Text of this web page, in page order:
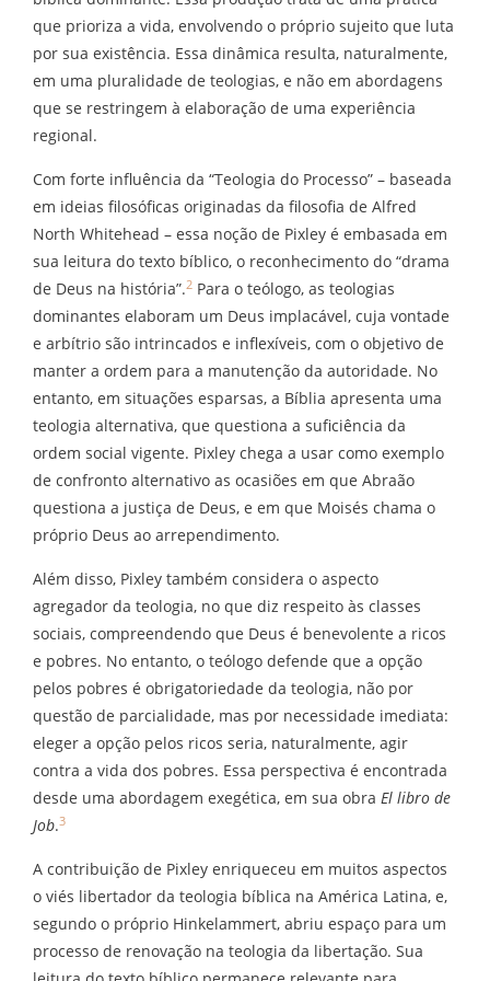
que prioriza a vida, envolvendo o próprio sujeito que luta
por sua existência. Essa dinâmica resulta, naturalmente,
em uma pluralidade de teologias, e não em abordagens
que se restringem à elaboração de uma experiência
regional.
Com forte influência da “Teologia do Processo” – baseada
em ideias filosóficas originadas da filosofia de Alfred
North Whitehead – essa noção de Pixley é embasada em
sua leitura do texto bíblico, o reconhecimento do “drama
de Deus na história”.2 Para o teólogo, as teologias
dominantes elaboram um Deus implacável, cuja vontade
e arbítrio são intrincados e inflexíveis, com o objetivo de
manter a ordem para a manutenção da autoridade. No
entanto, em situações esparsas, a Bíblia apresenta uma
teologia alternativa, que questiona a suficiência da
ordem social vigente. Pixley chega a usar como exemplo
de confronto alternativo as ocasiões em que Abraão
questiona a justiça de Deus, e em que Moisés chama o
próprio Deus ao arrependimento.
Além disso, Pixley também considera o aspecto
agregador da teologia, no que diz respeito às classes
sociais, compreendendo que Deus é benevolente a ricos
e pobres. No entanto, o teólogo defende que a opção
pelos pobres é obrigatoriedade da teologia, não por
questão de parcialidade, mas por necessidade imediata:
eleger a opção pelos ricos seria, naturalmente, agir
contra a vida dos pobres. Essa perspectiva é encontrada
desde uma abordagem exegética, em sua obra El libro de
Job.3
A contribuição de Pixley enriqueceu em muitos aspectos
o viés libertador da teologia bíblica na América Latina, e,
segundo o próprio Hinkelammert, abriu espaço para um
processo de renovação na teologia da libertação. Sua